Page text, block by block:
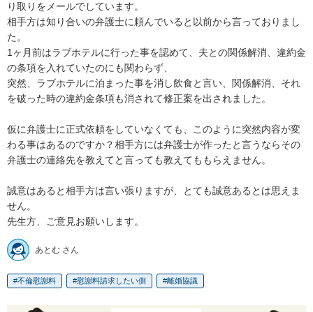
り取りをメールでしています。
相手方は知り合いの弁護士に頼んでいると以前から言っておりまし
た。
1ヶ月前はラブホテルに行った事を認めて、夫との関係解消、違約金
の条項を入れていたのにも関わらず、
突然、ラブホテルに泊まった事を消し飲食と言い、関係解消、それ
を破った時の違約金条項も消されて修正案を出されました。
仮に弁護士に正式依頼をしていなくても、このように突然内容が変
わる事はあるのですか？相手方には弁護士が作ったと言うならその
弁護士の連絡先を教えてと言っても教えてももらえません。
誠意はあると相手方は言い張りますが、とても誠意あるとは思えま
せん。
先生方、ご意見お願いします。
あとむ さん
不倫慰謝料 慰謝料請求したい側 離婚協議